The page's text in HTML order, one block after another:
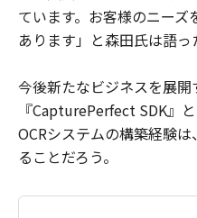
ています。お客様のニー
あります」と森田氏は語っ
今後新たなビジネスを展開
『CapturePerfect SDK』
OCRシステムの構築経験
ることだろう。